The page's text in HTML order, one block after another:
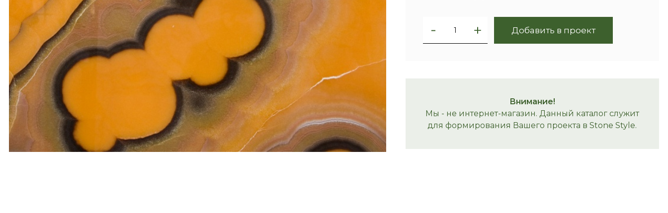
Добавить в проект
Внимание!
Мы - не интернет-магазин. Данный каталог служит
для формирования Вашего проекта в Stone Style.